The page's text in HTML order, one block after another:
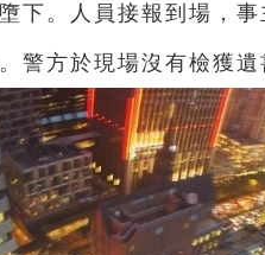
下。人員接報到場，
警方於現場沒有檢獲遺